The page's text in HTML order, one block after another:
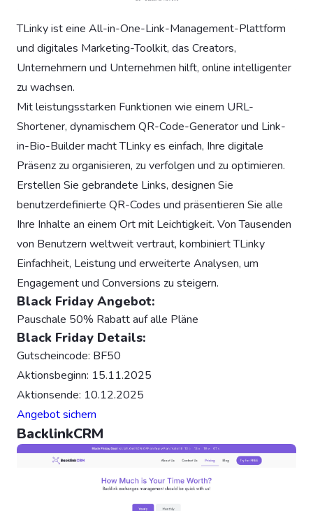
TLinky ist eine All-in-One-Link-Management-Plattform
und digitales Marketing-Toolkit, das Creators,
Unternehmern und Unternehmen hilft, online intelligenter
zu wachsen.
Mit leistungsstarken Funktionen wie einem URL-
Shortener, dynamischem QR-Code-Generator und Link-
in-Bio-Builder macht TLinky es einfach, Ihre digitale
Präsenz zu organisieren, zu verfolgen und zu optimieren.
Erstellen Sie gebrandete Links, designen Sie
benutzerdefinierte QR-Codes und präsentieren Sie alle
Ihre Inhalte an einem Ort mit Leichtigkeit. Von Tausenden
von Benutzern weltweit vertraut, kombiniert TLinky
Einfachheit, Leistung und erweiterte Analysen, um
Engagement und Conversions zu steigern.
Black Friday Angebot:
Pauschale 50% Rabatt auf alle Pläne
Black Friday Details:
Gutscheincode: BF50
Aktionsbeginn: 15.11.2025
Aktionsende: 10.12.2025
Angebot sichern
BacklinkCRM